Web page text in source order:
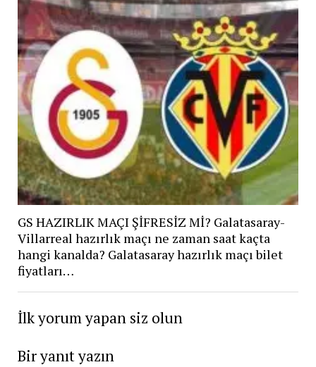
GS HAZIRLIK MAÇI ŞİFRESİZ Mİ? Galatasaray-
Villarreal hazırlık maçı ne zaman saat kaçta
hangi kanalda? Galatasaray hazırlık maçı bilet
fiyatları…
İlk yorum yapan siz olun
Bir yanıt yazın